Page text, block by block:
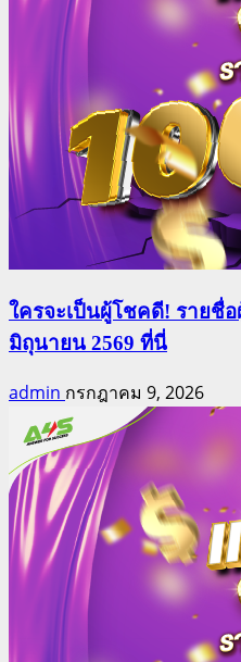
ใครจะเป็นผู้โชคดี! รายชื่
มิถุนายน 2569 ที่นี่
admin กรกฎาคม 9, 2026